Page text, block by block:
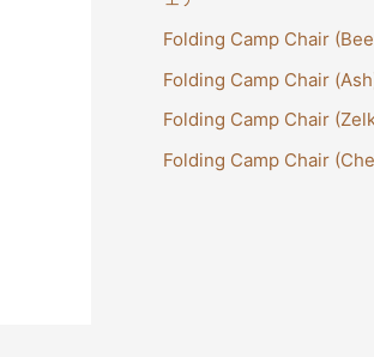
Folding Camp Chair
Folding Camp Chair
Folding Camp Chair
Folding Camp Chair